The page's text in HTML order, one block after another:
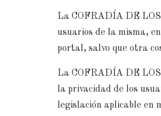
La COFRADÍA DE
usuarios de la misma,
portal, salvo que otra
La COFRADÍA DE
la privacidad de los
legislación aplicable en